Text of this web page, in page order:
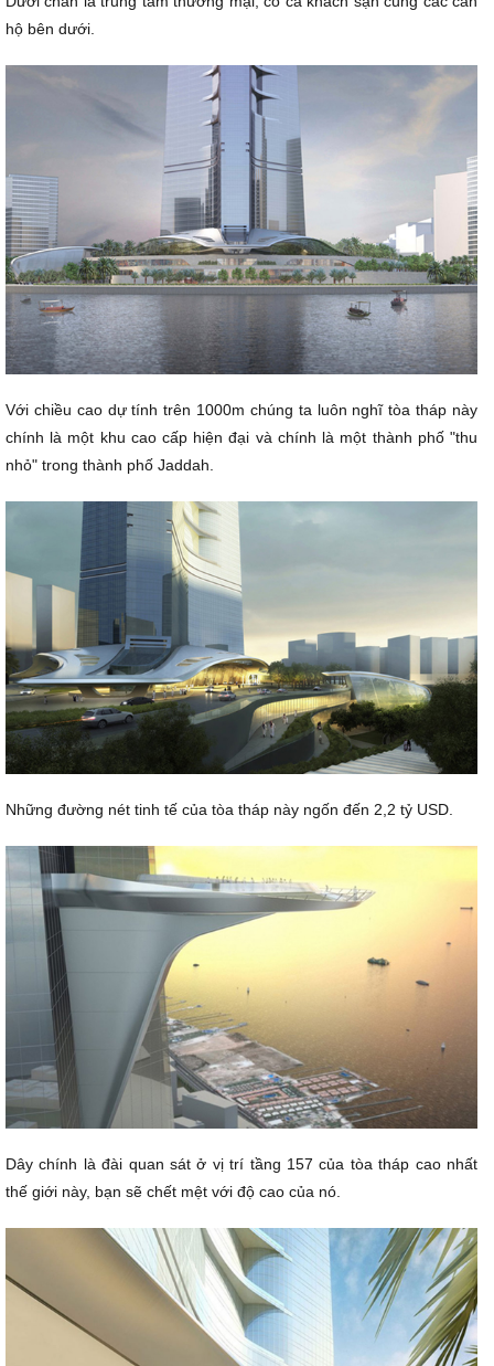
hộ bên dưới.
Với chiều cao dự tính trên 1000m chúng ta luôn nghĩ tòa tháp này
chính là một khu cao cấp hiện đại và chính là một thành phố "thu
nhỏ" trong thành phố Jaddah.
Những đường nét tinh tế của tòa tháp này ngốn đến 2,2 tỷ USD.
Dây chính là đài quan sát ở vị trí tầng 157 của tòa tháp cao nhất
thế giới này, bạn sẽ chết mệt với độ cao của nó.